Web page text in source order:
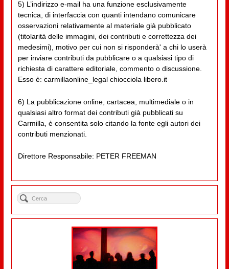
5) L’indirizzo e-mail ha una funzione esclusivamente
tecnica, di interfaccia con quanti intendano comunicare
osservazioni relativamente al materiale già pubblicato
(titolarità delle immagini, dei contributi e correttezza dei
medesimi), motivo per cui non si risponderà' a chi lo userà
per inviare contributi da pubblicare o a qualsiasi tipo di
richiesta di carattere editoriale, commento o discussione.
Esso è: carmillaonline_legal chiocciola libero.it
6) La pubblicazione online, cartacea, multimediale o in
qualsiasi altro format dei contributi già pubblicati su
Carmilla, è consentita solo citando la fonte egli autori dei
contributi menzionati.
Direttore Responsabile: PETER FREEMAN